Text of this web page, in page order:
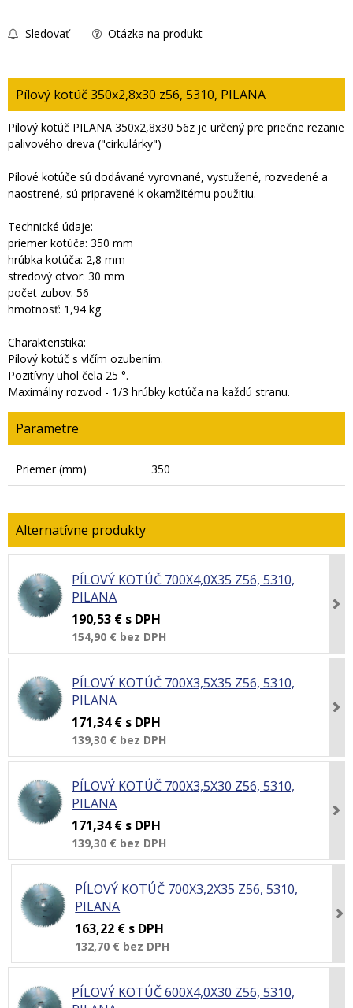
Sledovať Otázka na produkt
Pílový kotúč 350x2,8x30 z56, 5310, PILANA
Pílový kotúč PILANA 350x2,8x30 56z je určený pre priečne rezanie
palivového dreva ("cirkulárky")
Pílové kotúče sú dodávané vyrovnané, vystužené, rozvedené a
naostrené, sú pripravené k okamžitému použitiu.
Technické údaje:
priemer kotúča: 350 mm
hrúbka kotúča: 2,8 mm
stredový otvor: 30 mm
počet zubov: 56
hmotnosť: 1,94 kg
Charakteristika:
Pílový kotúč s vlčím ozubením.
Pozitívny uhol čela 25 °.
Maximálny rozvod - 1/3 hrúbky kotúča na každú stranu.
Parametre
Priemer (mm) 350
PÍLOVÝ KOTÚČ 700X4,0X35 Z56, 5310,
PILANA
190,53 € s DPH
154,90 € bez DPH
PÍLOVÝ KOTÚČ 700X3,5X35 Z56, 5310,
PILANA
171,34 € s DPH
139,30 € bez DPH
PÍLOVÝ KOTÚČ 700X3,5X30 Z56, 5310,
PILANA
171,34 € s DPH
139,30 € bez DPH
PÍLOVÝ KOTÚČ 700X3,2X35 Z56, 5310,
PILANA
163,22 € s DPH
132,70 € bez DPH
PÍLOVÝ KOTÚČ 600X4,0X30 Z56, 5310,